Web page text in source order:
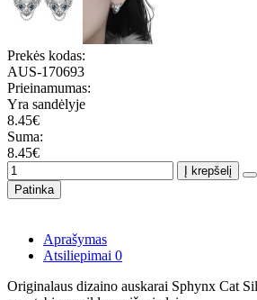
Prekės kodas:
AUS-170693
Prieinamumas:
Yra sandėlyje
8.45€
Suma:
8.45€
Į krepšelį
Patinka
Aprašymas
Atsiliepimai 0
Originalaus dizaino auskarai Sphynx Cat